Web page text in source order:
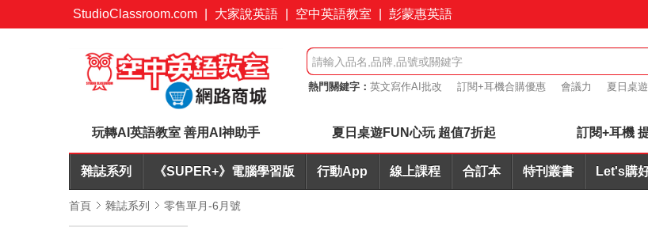
StudioClassroom.com 大家說英語 空中英語教室 彭蒙惠英語
熱門關鍵字： 英文寫作AI批改 訂閱+耳機合購優惠 會議力
夏日桌
玩轉AI英語教室 善用AI神助手 夏日桌遊FUN心玩 超值7折起 訂閱+耳機
雜誌系列 《SUPER+》電腦學習版 行動App 線上課程 合訂本 特刊叢書 Let's購
首頁 雜誌系列 零售單月-6月號